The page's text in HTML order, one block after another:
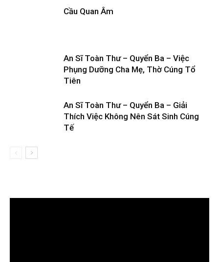
Cầu Quan Âm
An Sĩ Toàn Thư – Quyển Ba – Việc
Phụng Dưỡng Cha Mẹ, Thờ Cúng Tổ
Tiên
An Sĩ Toàn Thư – Quyển Ba – Giải
Thích Việc Không Nên Sát Sinh Cúng
Tế